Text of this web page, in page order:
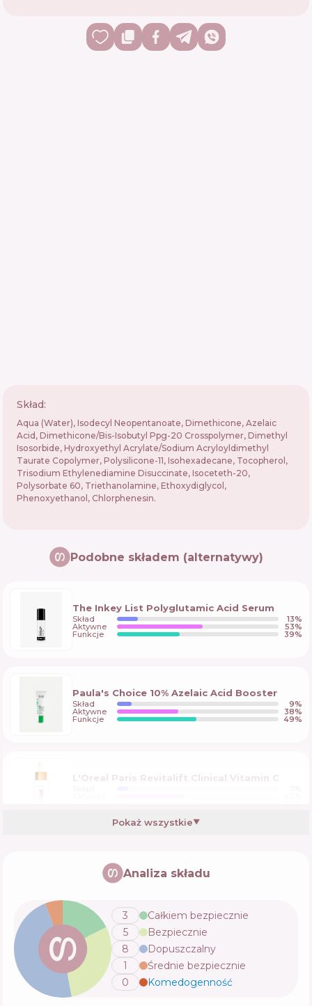
Skład:
Aqua (Water), Isodecyl Neopentanoate, Dimethicone, Azelaic
Acid, Dimethicone/Bis-Isobutyl Ppg-20 Crosspolymer, Dimethyl
Isosorbide, Hydroxyethyl Acrylate/Sodium Acryloyldimethyl
Taurate Copolymer, Polysilicone-11, Isohexadecane, Tocopherol,
Trisodium Ethylenediamine Disuccinate, Isoceteth-20,
Polysorbate 60, Triethanolamine, Ethoxydiglycol,
Phenoxyethanol, Chlorphenesin.
Podobne składem (alternatywy)
The Inkey List Polyglutamic Acid Serum
Skład 13%
Aktywne 53%
Funkcje 39%
Paula's Choice 10% Azelaic Acid Booster
Skład 9%
Aktywne 38%
Funkcje 49%
L'Oreal Paris Revitalift Clinical Vitamin C
Transparent Lab UREA Face Serum
Aktywne
Estee Lauder Idealist Pore Minimizing Skin
Refinisher
Skład
Aktywne
Funkcje
Pokaż wszystkie▼
Analiza składu
3
Całkiem bezpiecznie
5
Bezpiecznie
8
Dopuszczalny
1
Średnie bezpiecznie
0
Komedogenność